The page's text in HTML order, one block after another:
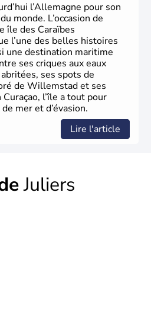
l’Allemagne pour son
monde. L’occasion de
île des Caraïbes
l’une des belles histoires
une destination maritime
ses criques aux eaux
ses spots de
de Willemstad et ses
l’île a tout pour
mer et d’évasion.
Lire l'article
Juliers